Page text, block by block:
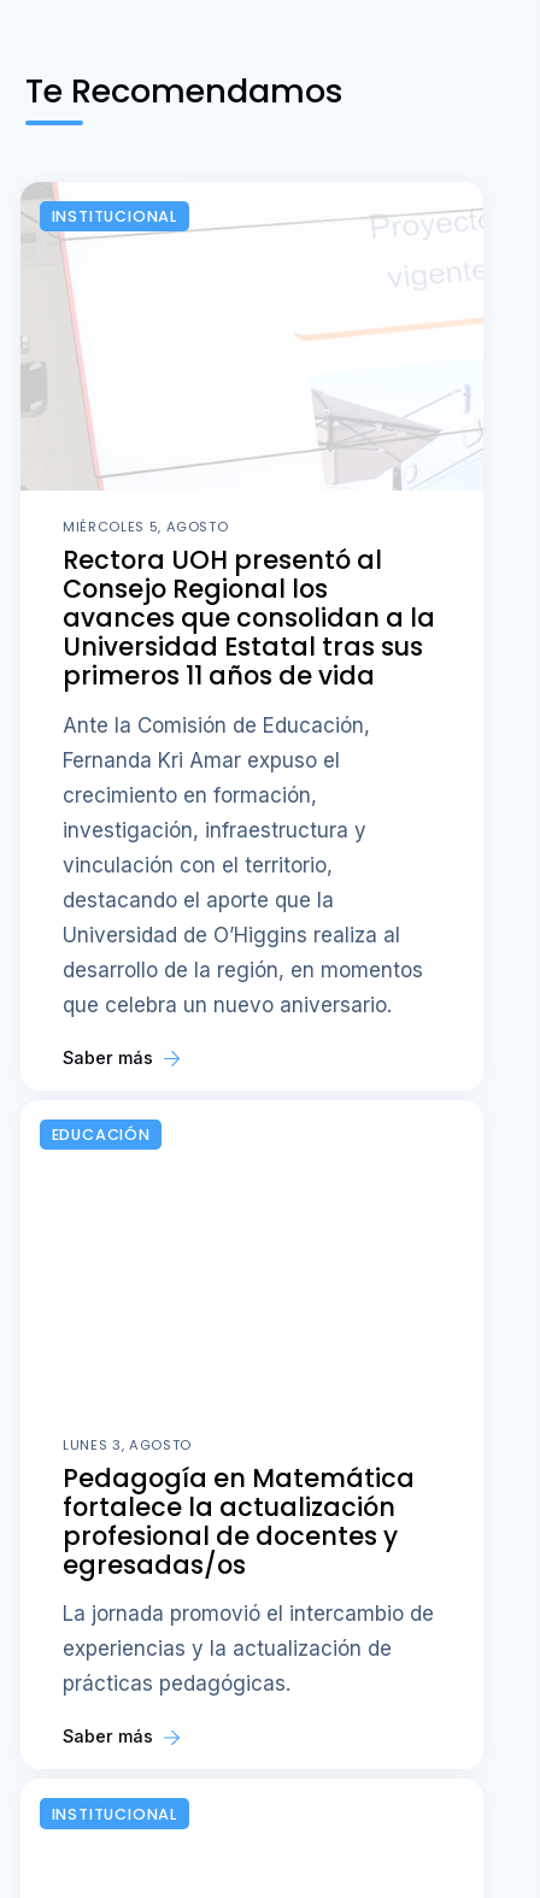
Te Recomendamos
INSTITUCIONAL
MIÉRCOLES 5, AGOSTO
Rectora UOH presentó al
Consejo Regional los
avances que consolidan a la
Universidad Estatal tras sus
primeros 11 años de vida
Ante la Comisión de Educación,
Fernanda Kri Amar expuso el
crecimiento en formación,
investigación, infraestructura y
vinculación con el territorio,
destacando el aporte que la
Universidad de O’Higgins realiza al
desarrollo de la región, en momentos
que celebra un nuevo aniversario.
Saber más
EDUCACIÓN
LUNES 3, AGOSTO
Pedagogía en Matemática
fortalece la actualización
profesional de docentes y
egresadas/os
La jornada promovió el intercambio de
experiencias y la actualización de
prácticas pedagógicas.
Saber más
INSTITUCIONAL